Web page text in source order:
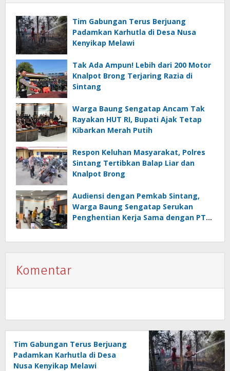
Tim Gabungan Terus Berjuang
Padamkan Karhutla di Desa Nusa
Kenyikap Melawi
Tak Ada Ampun! Lebih dari 200 Motor
Knalpot Brong Terjaring Razia di
Sintang
Warga Baung Sengatap Ancam Tak
Rayakan HUT RI, Bupati Ajak Tetap
Kibarkan Merah Putih
Respon Keluhan Masyarakat, Polres
Sintang Tertibkan Balap Liar dan
Knalpot Brong
Audiensi dengan Pemkab Sintang,
Warga Baung Sengatap Serukan
Penghentian Kerja Sama dengan PT
Komentar
Tim Gabungan Terus Berjuang
Padamkan Karhutla di Desa
Nusa Kenyikap Melawi